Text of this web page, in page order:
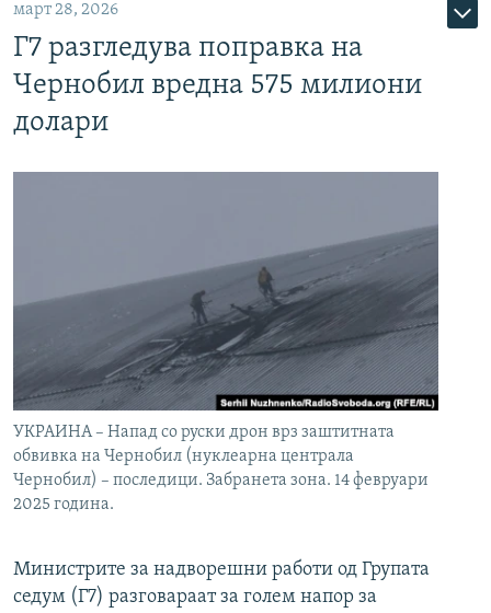
март 28, 2026
Г7 разгледува поправка на
Чернобил вредна 575 милиони
долари
УКРАИНА – Напад со руски дрон врз заштитната
обвивка на Чернобил (нуклеарна централа
Чернобил) – последици. Забранета зона. 14 февруари
2025 година.
Министрите за надворешни работи од Групата
седум (Г7) разговараат за голем напор за